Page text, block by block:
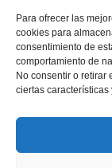
Para ofrecer las
cookies para
consentimiento de
comportamiento de
No consentir o retirar
ciertas características
Asesoramiento
Formación